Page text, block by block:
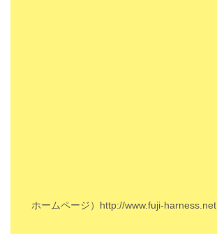
ホームページ） http://www.fuji-harness.net